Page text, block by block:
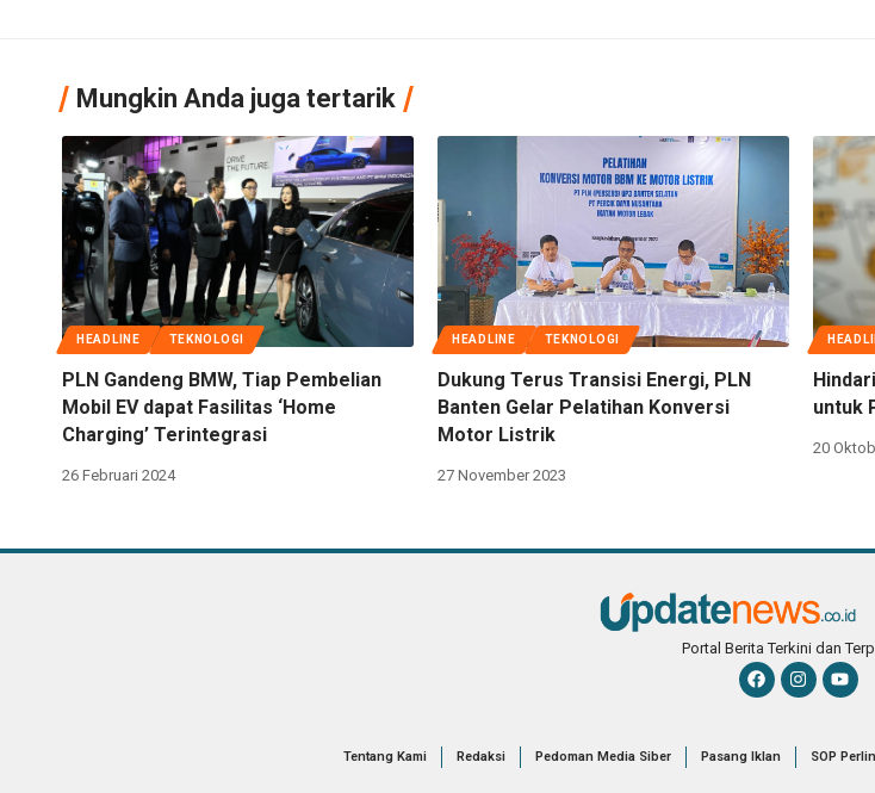
Mungkin Anda juga tertarik
HEADLINE TEKNOLOGI
PLN Gandeng BMW, Tiap Pembelian
Mobil EV dapat Fasilitas ‘Home
Charging’ Terintegrasi
26 Februari 2024
HEADLINE TEKNOLOGI
Dukung Terus Transisi Energi, PLN
Banten Gelar Pelatihan Konversi
Motor Listrik
27 November 2023
untuk
20
Portal Berita Terkini dan
Tentang Kami Redaksi Pedoman Media Siber Pasang Iklan SOP